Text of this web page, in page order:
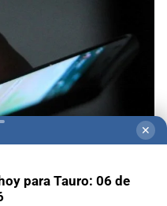
✕
para Tauro: 06 de